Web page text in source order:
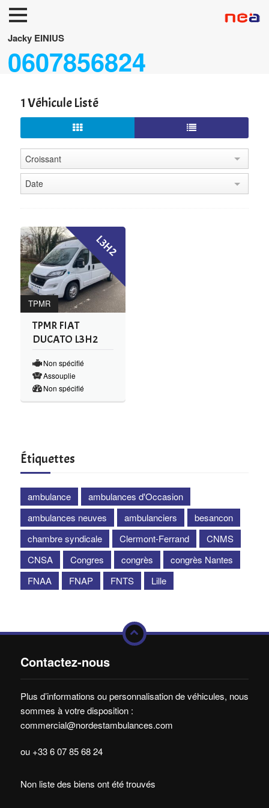
Jacky EINIUS
0607856824
Accueil
Neuf
FUNERAIRES/TPMR
Services
1 Véhicule Listé
Croissant
Date
TPMR
L3H2
TPMR FIAT
DUCATO L3H2
Non spécifié
Assouplie
Non spécifié
Étiquettes
ambulance
ambulances d'Occasion
ambulances neuves
ambulanciers
besancon
chambre syndicale
Clermont-Ferrand
CNMS
CNSA
Congres congrès
congrès Nantes
FNAA
FNAP FNTS Lille
Contactez-nous
Plus d’informations ou personnalisation de véhicules, nous
sommes à votre disposition :
commercial@nordestambulances.com
ou +33 6 07 85 68 24
Non liste des biens ont été trouvés